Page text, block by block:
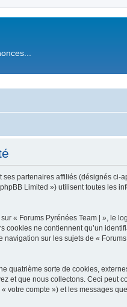
partenaires affiliés (désignés ci-
Limited ») utilisent toutes les
« Forums Pyrénées Team | », le
ne contiennent qu’un
sur les sujets de «
quatrième sorte de cookies,
et que nous collectons. Ceci
votre compte ») et les messages